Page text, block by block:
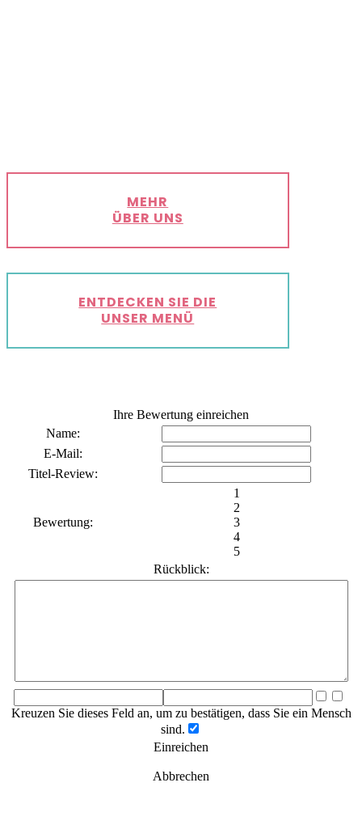
MEHR
ÜBER UNS
ENTDECKEN SIE DIE
UNSER MENÜ
Ihre Bewertung einreichen
Name:
E-Mail:
Titel-Review:
Bewertung:
1
2
3
4
5
Rückblick:
Kreuzen Sie dieses Feld an, um zu bestätigen, dass Sie ein Mensch
sind.
Einreichen
Abbrechen